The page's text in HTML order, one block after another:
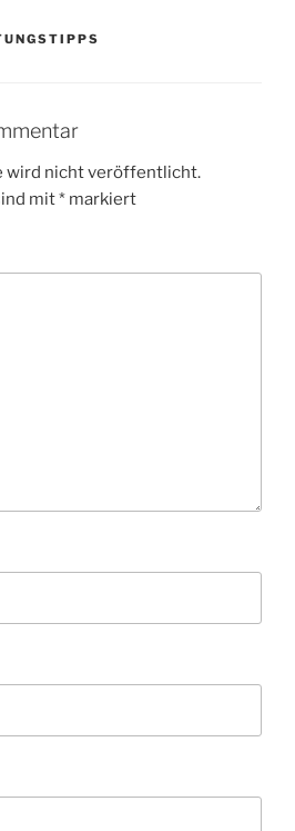
wird nicht veröffentlicht.
mit* markiert